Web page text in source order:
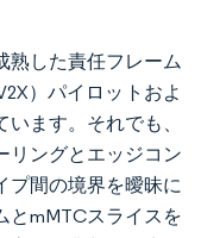
熟した責任フレーム
）パイロットおよ
ます。それでも、
リングとエッジコン
プ間の境界を曖昧に
とmMTCスライスを